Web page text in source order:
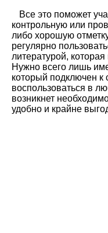
Все это поможет
контрольную или
либо хорошую
регулярно
литературой,
Нужно всего лишь
который подключен
воспользоваться в
возникнет
удобно и крайне